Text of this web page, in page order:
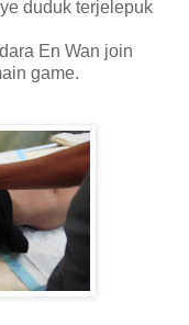
duduk terjelepuk
En Wan join
game.